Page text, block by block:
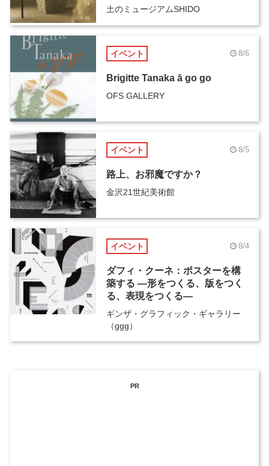
土のミュージアムSHIDO
イベント 8/6
Brigitte Tanaka ā go go
OFS GALLERY
イベント 8/5
路上、お邪魔ですか？
金沢21世紀美術館
イベント 8/4
ダフィ・クーネ：ポスターを構
築する ―形をつくる、版をつく
る、表現をつくる―
ギンザ・グラフィック・ギャラリー
（ggg）
PR